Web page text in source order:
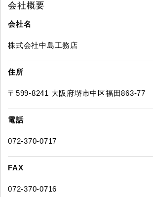
会社概要
会社名
株式会社中島工務店
住所
〒599-8241 大阪府堺市中区福田863-77
電話
072-370-0717
FAX
072-370-0716